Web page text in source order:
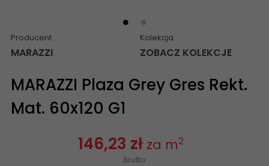
Producent
MARAZZI
Kolekcja
ZOBACZ KOLEKCJE
MARAZZI Plaza Grey Gres Rekt.
Mat. 60x120 G1
146,23 zł za m2
Brutto